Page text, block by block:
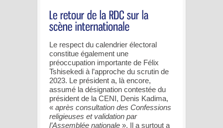
Le respect du calendrier électoral
constitue également une
préoccupation importante de Félix
Tshisekedi à l’approche du scrutin de
2023. Le président a, là encore,
assumé la désignation contestée du
président de la CENI, Denis Kadima,
« après consultation des Confessions
religieuses et validation par
l’Assemblée nationale ». Il a surtout a